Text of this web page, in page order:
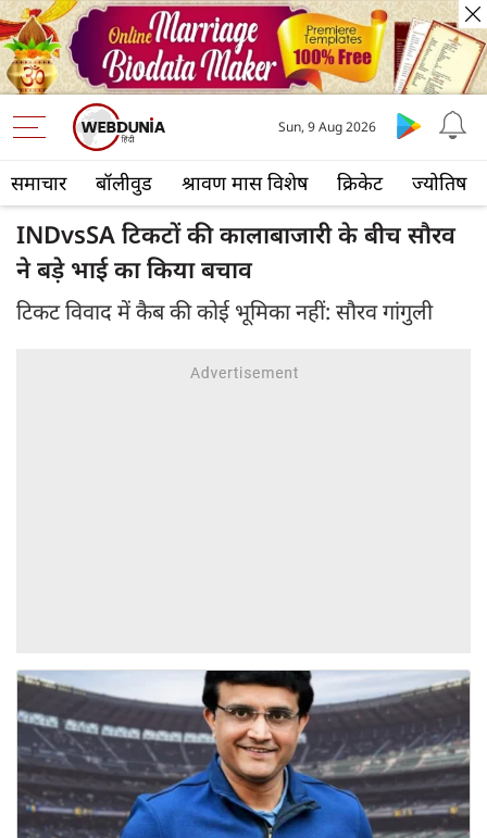
समाचार बॉलीवुड श्रावण मास विशेष क्रिकेट ज्योतिष
Sun, 9 Aug 2026
INDvsSA टिकटों की कालाबाजारी के बीच सौरव
ने बड़े भाई का किया बचाव
टिकट विवाद में कैब की कोई भूमिका नहीं: सौरव गांगुली